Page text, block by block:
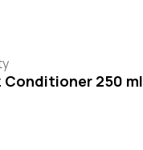
250 ml